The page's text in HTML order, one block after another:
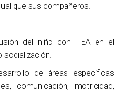
que sus compañeros.
del niño con TEA en el
socialización.
de áreas específicas
comunicación, motricidad,